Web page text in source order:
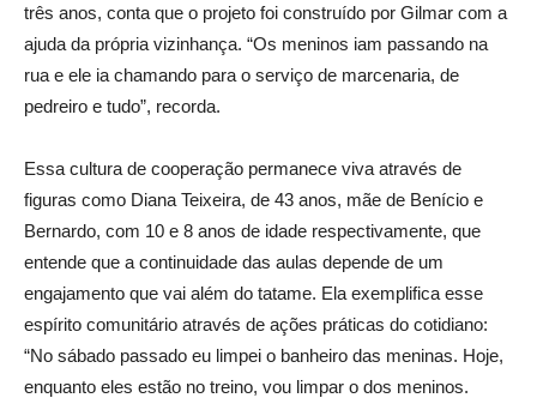
três anos, conta que o projeto foi construído por Gilmar com a
ajuda da própria vizinhança. “Os meninos iam passando na
rua e ele ia chamando para o serviço de marcenaria, de
pedreiro e tudo”, recorda.
Essa cultura de cooperação permanece viva através de
figuras como Diana Teixeira, de 43 anos, mãe de Benício e
Bernardo, com 10 e 8 anos de idade respectivamente, que
entende que a continuidade das aulas depende de um
engajamento que vai além do tatame. Ela exemplifica esse
espírito comunitário através de ações práticas do cotidiano:
“No sábado passado eu limpei o banheiro das meninas. Hoje,
enquanto eles estão no treino, vou limpar o dos meninos.